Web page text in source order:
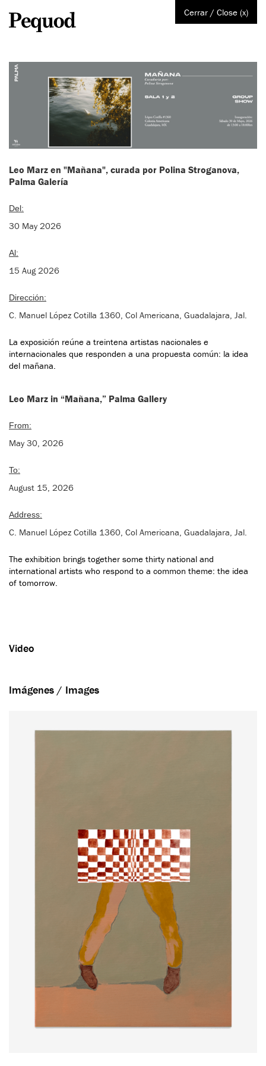
Cerrar / Close (x)
Leo Marz en "Mañana", curada por Polina Stroganova,
Palma Galería
Del:
30 May 2026
Al:
15 Aug 2026
Dirección:
C. Manuel López Cotilla 1360, Col Americana, Guadalajara, Jal.
La exposición reúne a treintena artistas nacionales e
internacionales que responden a una propuesta común: la idea
del mañana.
Leo Marz in “Mañana,” Palma Gallery
From:
May 30, 2026
To:
August 15, 2026
Address:
C. Manuel López Cotilla 1360, Col Americana, Guadalajara, Jal.
The exhibition brings together some thirty national and
international artists who respond to a common theme: the idea
of tomorrow.
Video
Imágenes / Images